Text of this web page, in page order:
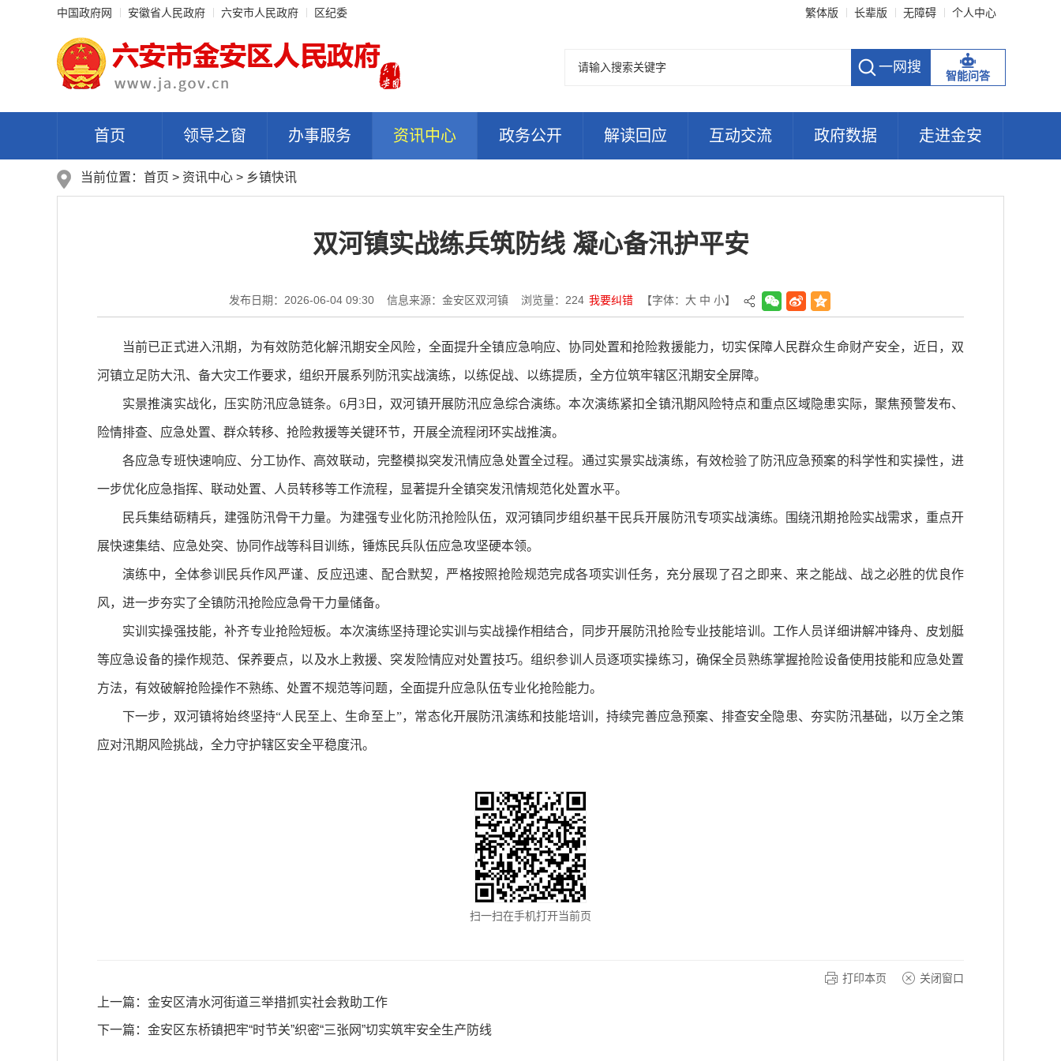
中国政府网 安徽省人民政府 六安市人民政府 区纪委 繁体版 长辈版 无障碍 个人中心
智能问答
首页 领导之窗 办事服务 资讯中心 政务公开 解读回应 互动交流 政府数据 走进金安
当前位置： 首页 > 资讯中心 > 乡镇快讯
双河镇实战练兵筑防线 凝心备汛护平安
发布日期：2026-06-04 09:30 信息来源：金安区双河镇 浏览量： 224 我要纠错 【字体： 大 中 小】
当前已正式进入汛期，为有效防范化解汛期安全风险，全面提升全镇应急响应、协同处置和抢险救援能力，切实保障人民群众生命财产安全，近日，双
河镇立足防大汛、备大灾工作要求，组织开展系列防汛实战演练，以练促战、以练提质，全方位筑牢辖区汛期安全屏障。
实景推演实战化，压实防汛应急链条。6月3日，双河镇开展防汛应急综合演练。本次演练紧扣全镇汛期风险特点和重点区域隐患实际，聚焦预警发布、
险情排查、应急处置、群众转移、抢险救援等关键环节，开展全流程闭环实战推演。
各应急专班快速响应、分工协作、高效联动，完整模拟突发汛情应急处置全过程。通过实景实战演练，有效检验了防汛应急预案的科学性和实操性，进
一步优化应急指挥、联动处置、人员转移等工作流程，显著提升全镇突发汛情规范化处置水平。
民兵集结砺精兵，建强防汛骨干力量。为建强专业化防汛抢险队伍，双河镇同步组织基干民兵开展防汛专项实战演练。围绕汛期抢险实战需求，重点开
展快速集结、应急处突、协同作战等科目训练，锤炼民兵队伍应急攻坚硬本领。
演练中，全体参训民兵作风严谨、反应迅速、配合默契，严格按照抢险规范完成各项实训任务，充分展现了召之即来、来之能战、战之必胜的优良作
风，进一步夯实了全镇防汛抢险应急骨干力量储备。
实训实操强技能，补齐专业抢险短板。本次演练坚持理论实训与实战操作相结合，同步开展防汛抢险专业技能培训。工作人员详细讲解冲锋舟、皮划艇
等应急设备的操作规范、保养要点，以及水上救援、突发险情应对处置技巧。组织参训人员逐项实操练习，确保全员熟练掌握抢险设备使用技能和应急处置
方法，有效破解抢险操作不熟练、处置不规范等问题，全面提升应急队伍专业化抢险能力。
下一步，双河镇将始终坚持“人民至上、生命至上”，常态化开展防汛演练和技能培训，持续完善应急预案、排查安全隐患、夯实防汛基础，以万全之策
应对汛期风险挑战，全力守护辖区安全平稳度汛。
扫一扫在手机打开当前页
打印本页 关闭窗口
上一篇： 金安区清水河街道三举措抓实社会救助工作
下一篇： 金安区东桥镇把牢“时节关”织密“三张网”切实筑牢安全生产防线